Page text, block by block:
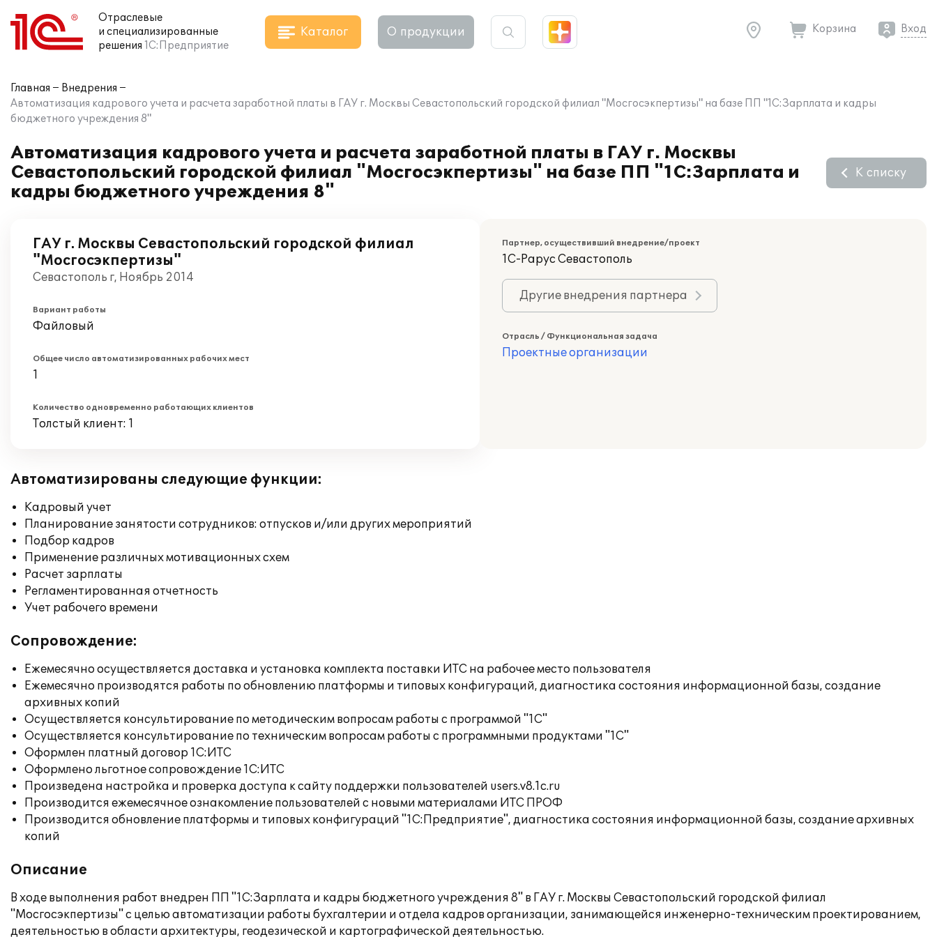
Отраслевые
и специализированные
решения 1С:Предприятие
Каталог О продукции Корзина Вход
Главная
Внедрения
Автоматизация кадрового учета и расчета заработной платы в ГАУ г. Москвы Севастопольский городской филиал "Мосгосэкпертизы" на базе ПП "1С:Зарплата и кадры
бюджетного учреждения 8"
Автоматизация кадрового учета и расчета заработной платы в ГАУ г. Москвы
Севастопольский городской филиал "Мосгосэкпертизы" на базе ПП "1С:Зарплата и
кадры бюджетного учреждения 8"
К списку
ГАУ г. Москвы Севастопольский городской филиал
"Мосгосэкпертизы"
Севастополь г, Ноябрь 2014
Вариант работы
Файловый
Общее число автоматизированных рабочих мест
1
Количество одновременно работающих клиентов
Толстый клиент: 1
Партнер, осуществивший внедрение/проект
1С-Рарус Севастополь
Другие внедрения партнера
Отрасль / Функциональная задача
Проектные организации
Автоматизированы следующие функции:
Кадровый учет
Планирование занятости сотрудников: отпусков и/или других мероприятий
Подбор кадров
Применение различных мотивационных схем
Расчет зарплаты
Регламентированная отчетность
Учет рабочего времени
Сопровождение:
Ежемесячно осуществляется доставка и установка комплекта поставки ИТС на рабочее место пользователя
Ежемесячно производятся работы по обновлению платформы и типовых конфигураций, диагностика состояния информационной базы, создание
архивных копий
Осуществляется консультирование по методическим вопросам работы с программой "1С"
Осуществляется консультирование по техническим вопросам работы с программными продуктами "1С"
Оформлен платный договор 1С:ИТС
Оформлено льготное сопровождение 1С:ИТС
Произведена настройка и проверка доступа к сайту поддержки пользователей users.v8.1c.ru
Производится ежемесячное ознакомление пользователей с новыми материалами ИТС ПРОФ
Производится обновление платформы и типовых конфигураций "1С:Предприятие", диагностика состояния информационной базы, создание архивных
копий
Описание
В ходе выполнения работ внедрен ПП "1С:Зарплата и кадры бюджетного учреждения 8" в ГАУ г. Москвы Севастопольский городской филиал
"Мосгосэкпертизы" с целью автоматизации работы бухгалтерии и отдела кадров организации, занимающейся инженерно-техническим проектированием,
деятельностью в области архитектуры, геодезической и картографической деятельностью.